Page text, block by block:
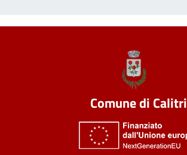
Comune di Calitri